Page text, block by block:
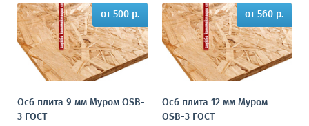
от 500 р.
Осб плита 9 мм Муром OSB-
3 ГОСТ
от 560 р.
Осб плита 12 мм Муром
OSB-3 ГОСТ